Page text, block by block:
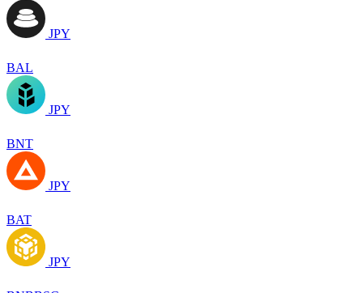
JPY
BAL
JPY
BNT
JPY
BAT
JPY